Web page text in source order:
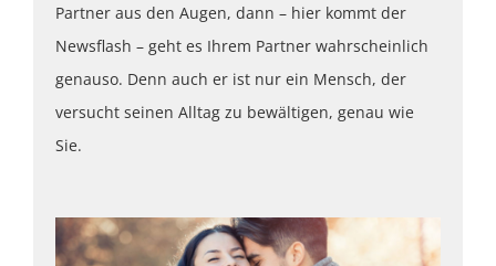
Partner aus den Augen, dann – hier kommt der
Newsflash – geht es Ihrem Partner wahrscheinlich
genauso. Denn auch er ist nur ein Mensch, der
versucht seinen Alltag zu bewältigen, genau wie
Sie.